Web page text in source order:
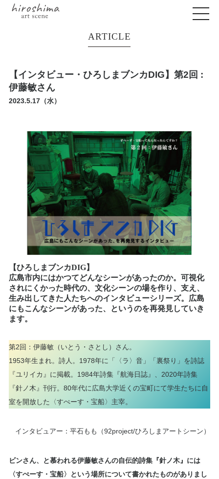
ARTICLE
【インタビュー・ひろしまブンカDIG】第2回 :
伊藤敏さん
2023.5.17（水）
【ひろしまブンカDIG】
広島市内にはかつてどんなシーンがあったのか。可視化
されにくかった時代の、文化シーンの場を作り、支え、
生み出してきた人たちへのインタビューシリーズ。広島
にもこんなシーンがあった、というのを再発見していき
ます。
第2回：伊藤敏（いとう・さとし）さん。
1953年生まれ。詩人。1978年に「〈ラ〉音」「裏祭り」を詩誌
『ユリイカ』に掲載。1984年詩集『航海日誌』、2020年詩集
『針ノ木』刊行。80年代に広島大学近くの宝町にて学生たちに自
室を開放した〈すぺーす・宝船〉主宰。
インタビュアー：平石もも（92project/ひろしまアートシーン）
ビンさん、と慕われる伊藤敏さんの自伝的詩集『針ノ木』には
〈すぺーす・宝船〉という場所について書かれたものがありまし